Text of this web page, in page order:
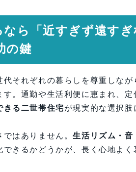
二世帯住宅
ら「近すぎず遠すぎ
の鍵
それぞれの暮らしを尊重しなが
。通勤や生活利便に恵まれ、定
きる二世帯住宅が現実的な選択肢
ではありません。生活リズム・音
できるかどうかが、長く心地よく